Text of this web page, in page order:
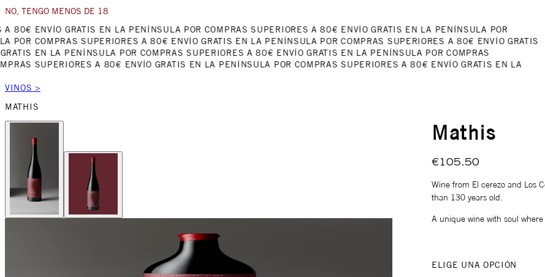
NO, TENGO MENOS DE 18
A 80€ENVÍO GRATIS EN LA PENÍNSULA POR COMPRAS SUPERIORES A 80€ENVÍO GRATIS EN LA PENÍNSULA POR
POR COMPRAS SUPERIORES A 80€ENVÍO GRATIS EN LA PENÍNSULA POR COMPRAS SUPERIORES A 80€ENVÍO GRATIS
EN LA PENÍNSULA POR COMPRAS SUPERIORES A 80€ENVÍO GRATIS EN LA PENÍNSULA POR COMPRAS
SUPERIORES A 80€ENVÍO GRATIS EN LA PENÍNSULA POR COMPRAS SUPERIORES A 80€ENVÍO GRATIS EN LA
VINOS >
MATHIS
Mathis
€105.50
Wine from El cerezo and Los
than 130 years old.
A unique wine with soul
ELIGE UNA OPCIÓN